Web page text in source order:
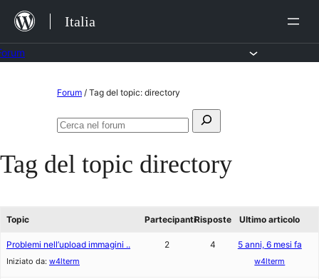
Salta
contenuto
Italia
Forum / Tag del topic: directory
Cerca:
Cerca
Tag del topic directory
Topic PartecipantiRisposte Ultimo articolo
Problemi nell’upload immagini ..
Iniziato da: w4lterm
2 4 5 anni, 6 mesi fa
w4lterm